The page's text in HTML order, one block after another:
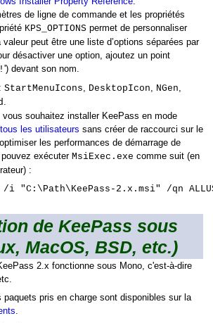
de ligne de commande et les propriétés
KPS_OPTIONS permet de personnaliser
valeur peut être une liste d’options séparées par
désactiver une option, ajoutez un point
! ') devant son nom.
StartMenuIcons, DesktopIcon, NGen,
.
vous souhaitez installer KeePass en mode
tous les utilisateurs sans créer de raccourci sur le
les performances de démarrage de
exécuter MsiExec.exe comme suit (en
:
i "C:\Path\KeePass-2.x.msi" /qn
de KeePass sous
MacOS, BSD, etc.)
2.x fonctionne sous Mono, c'est-à-dire
paquets pris en charge sont disponibles sur la
.